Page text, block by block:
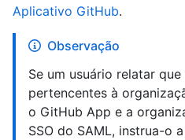
Aplicativo GitHub.
Observação
Se um usuário relatar
pertencentes à
o GitHub App e a
SSO do SAML, instrua-o